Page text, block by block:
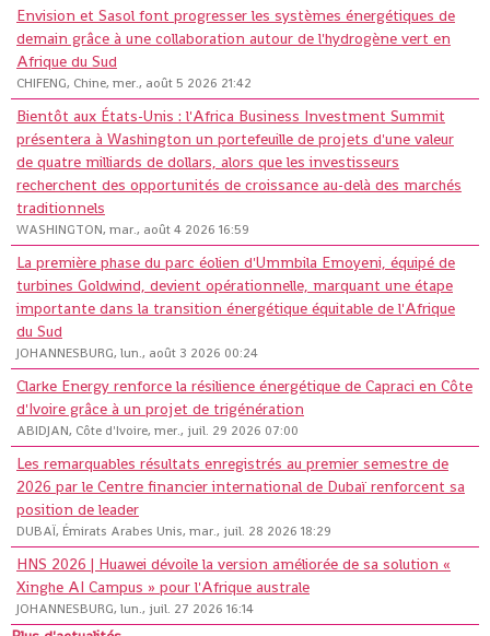
Envision et Sasol font progresser les systèmes énergétiques de
demain grâce à une collaboration autour de l'hydrogène vert en
Afrique du Sud
CHIFENG, Chine, mer., août 5 2026 21:42
Bientôt aux États-Unis : l'Africa Business Investment Summit
présentera à Washington un portefeuille de projets d'une valeur
de quatre milliards de dollars, alors que les investisseurs
recherchent des opportunités de croissance au-delà des marchés
traditionnels
WASHINGTON, mar., août 4 2026 16:59
La première phase du parc éolien d'Ummbila Emoyeni, équipé de
turbines Goldwind, devient opérationnelle, marquant une étape
importante dans la transition énergétique équitable de l'Afrique
du Sud
JOHANNESBURG, lun., août 3 2026 00:24
Clarke Energy renforce la résilience énergétique de Capraci en Côte
d'Ivoire grâce à un projet de trigénération
ABIDJAN, Côte d'Ivoire, mer., juil. 29 2026 07:00
Les remarquables résultats enregistrés au premier semestre de
2026 par le Centre financier international de Dubaï renforcent sa
position de leader
DUBAÏ, Émirats Arabes Unis, mar., juil. 28 2026 18:29
HNS 2026 | Huawei dévoile la version améliorée de sa solution «
Xinghe AI Campus » pour l'Afrique australe
JOHANNESBURG, lun., juil. 27 2026 16:14